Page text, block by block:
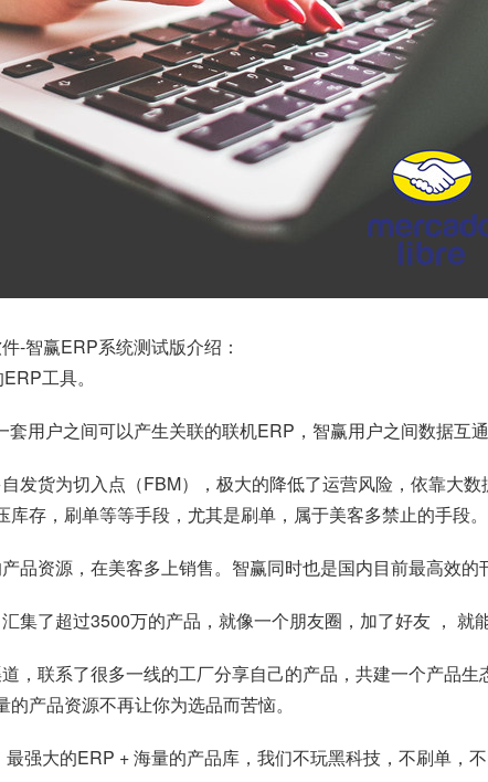
-智赢ERP系统测试版介绍：
工具。
用户之间可以产生关联的联机ERP，智赢用户之间数据互通
发货为切入点（FBM），极大的降低了运营风险，依靠大
存，刷单等等手段，尤其是刷单，属于美客多禁止的手段
品资源，在美客多上销售。智赢同时也是国内目前最高效的
集了超过3500万的产品，就像一个朋友圈，加了好友 ， 就
，联系了很多一线的工厂分享自己的产品，共建一个产品
产品资源不再让你为选品而苦恼。
强大的ERP + 海量的产品库，我们不玩黑科技，不刷单，